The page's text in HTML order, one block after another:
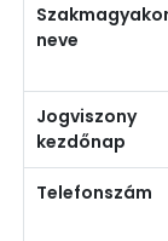
neve
Jogviszony
kezdőnap
Telefonszám